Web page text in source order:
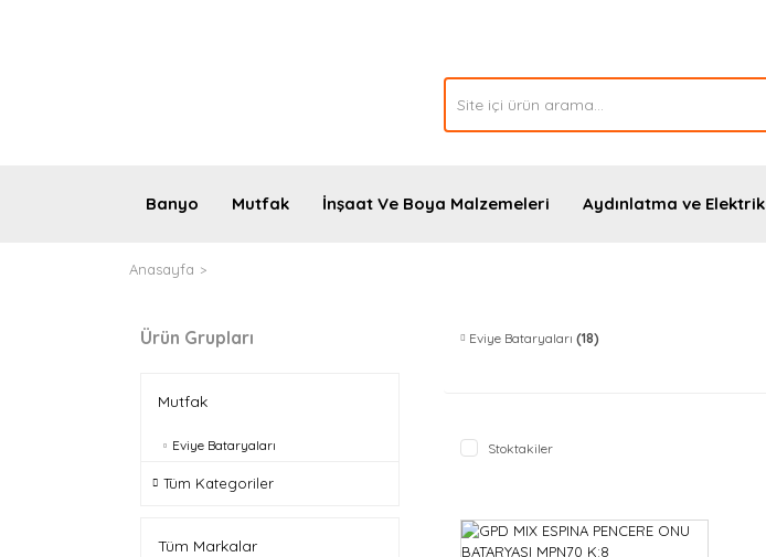
Banyo Mutfak İnşaat Ve Boya Malzemeleri Aydınlatma ve Elektrik
Anasayfa
Ürün Grupları
Mutfak
Eviye Bataryaları
Tüm Kategoriler
Tüm Markalar
Eviye Bataryaları (18)
Stoktakiler